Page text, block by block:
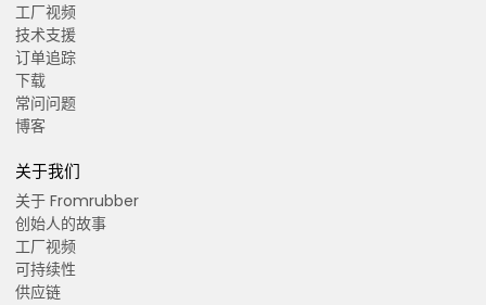
工厂视频
技术支援
订单追踪
下载
常问问题
博客
关于我们
关于 Fromrubber
创始人的故事
工厂视频
可持续性
供应链